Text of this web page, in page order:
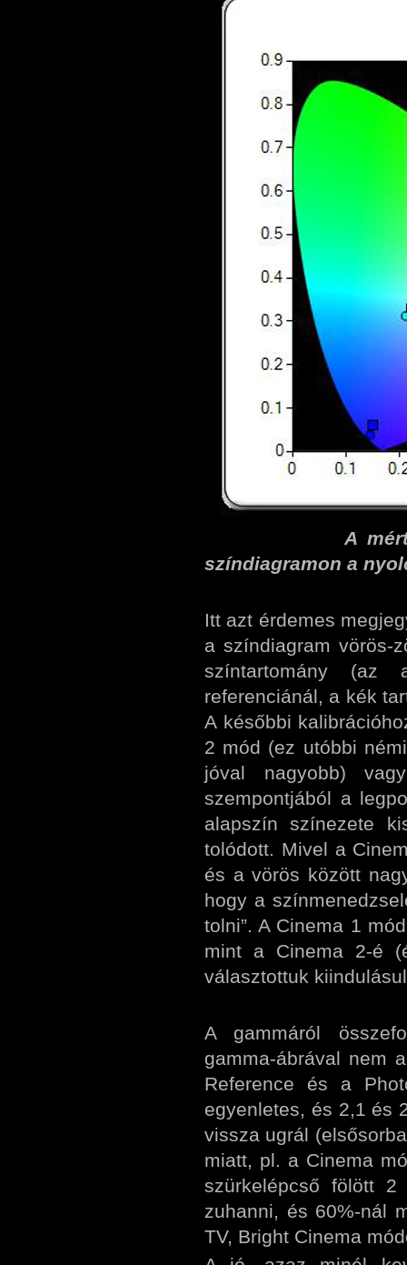
A mért
színdiagramon a
Itt azt érdemes
a színdiagram vörös-
színtartomány (az
referenciánál, a kék
A későbbi
2 mód (ez utóbbi
jóval nagyobb)
szempontjából a
alapszín színezete
tolódott. Mivel a
és a vörös között
hogy a
tolni”. A Cinema 1
mint a Cinema 2-é
választottuk
A gammáról
gamma-ábrával nem
Reference és a
egyenletes, és 2,1 és
vissza ugrál
miatt, pl. a Cinema
szürkelépcső fölött
zuhanni, és 60%-nál
TV, Bright Cinema